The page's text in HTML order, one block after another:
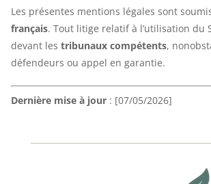
Les présentes mentions légales sont
français. Tout litige relatif à l’utilisation du
devant les tribunaux compétents,
défendeurs ou appel en garantie.
Dernière mise à jour: [07/05/2026]